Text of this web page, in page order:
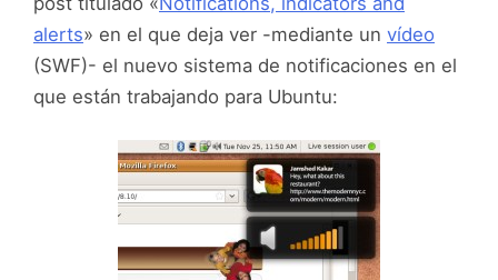
alerts» en el que deja ver -mediante un vídeo
(SWF)- el nuevo sistema de notificaciones en el
que están trabajando para Ubuntu: